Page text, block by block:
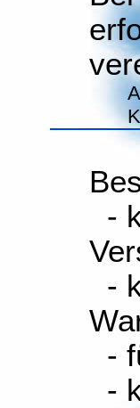
-
-
-
-